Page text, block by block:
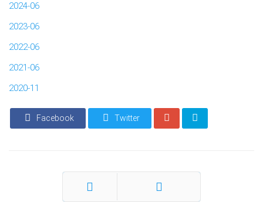
2024-06
2023-06
2022-06
2021-06
2020-11
Facebook Twitter